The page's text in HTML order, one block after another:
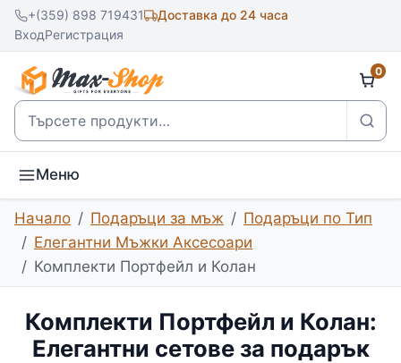
+(359) 898 719431
Доставка до 24 часа
ВходРегистрация
Търсене
0
Меню
Начало Подаръци за мъж
Подаръци по Тип
Елегантни Мъжки Аксесоари
Комплекти Портфейл и Колан
Комплекти Портфейл и Колан:
Елегантни сетове за подарък